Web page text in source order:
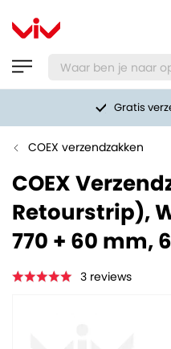
Gratis
COEX verzendzakken
COEX
Retourstrip),
770 + 60 mm,
3 reviews